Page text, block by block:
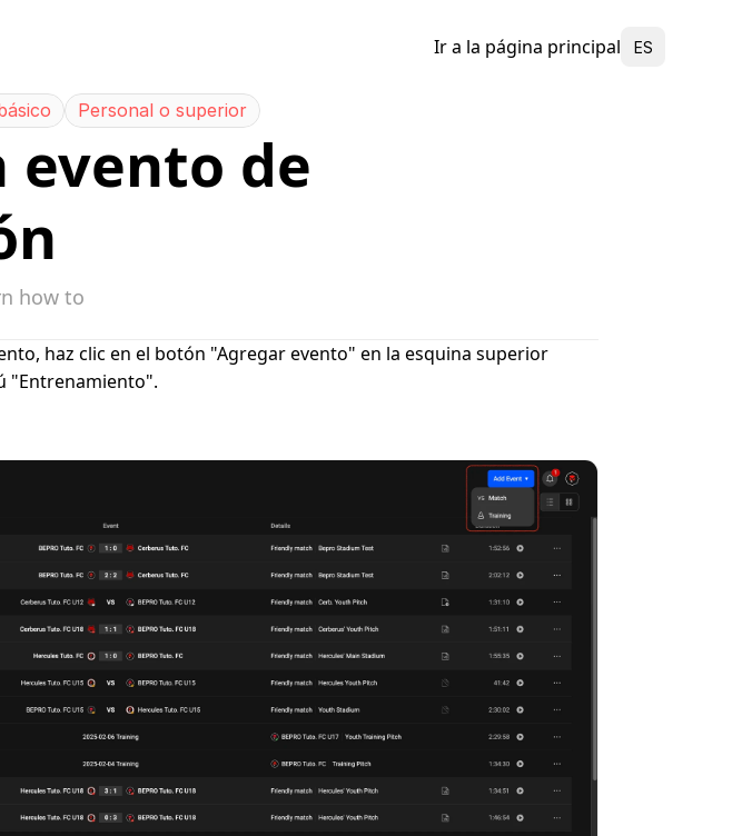
ES
Ir a la página principal
Personal o superior
evento de
how to
haz clic en el botón "Agregar evento" en la esquina superior
"Entrenamiento".